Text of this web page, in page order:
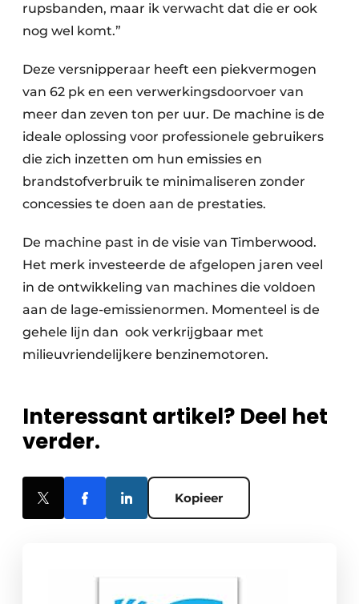
rupsbanden, maar ik verwacht dat die er ook
nog wel komt.”
Deze versnipperaar heeft een piekvermogen
van 62 pk en een verwerkingsdoorvoer van
meer dan zeven ton per uur. De machine is de
ideale oplossing voor professionele gebruikers
die zich inzetten om hun emissies en
brandstofverbruik te minimaliseren zonder
concessies te doen aan de prestaties.
De machine past in de visie van Timberwood.
Het merk investeerde de afgelopen jaren veel
in de ontwikkeling van machines die voldoen
aan de lage-emissienormen. Momenteel is de
gehele lijn dan ook verkrijgbaar met
milieuvriendelijkere benzinemotoren.
Interessant artikel? Deel het
verder.
Kopieer